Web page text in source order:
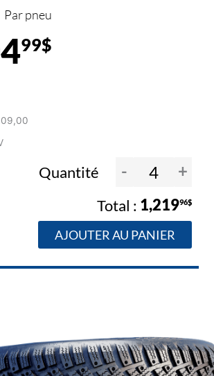
Par pneu
99$
Quantité - +
1,21996$
AJOUTER AU PANIER